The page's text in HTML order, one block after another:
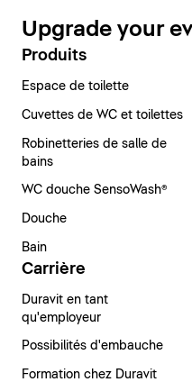
Upgrade your
Produits
Espace de toilette
Cuvettes de WC et toilettes
Robinetteries de salle de
bains
WC douche SensoWash®
Douche
Bain
Carrière
Duravit en tant
qu'employeur
Possibilités d'embauche
Formation chez Duravit